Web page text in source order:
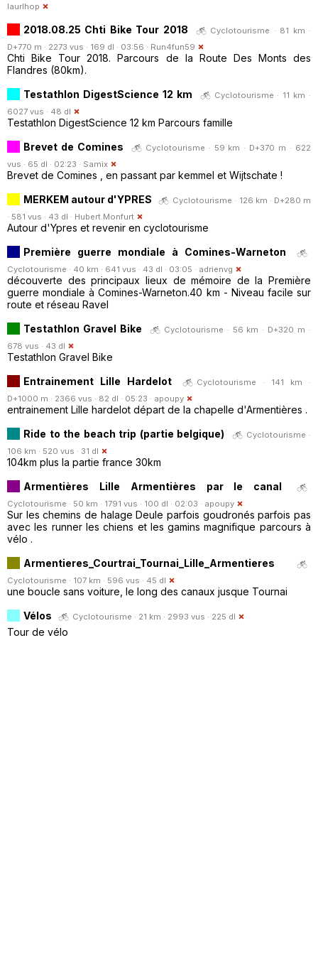
laurlhop
2018.08.25 Chti Bike Tour 2018
Cyclotourisme · 81 km ·
D+770 m · 2273 vus · 169 dl · 03:56 · Run4fun59
Chti Bike Tour 2018. Parcours de la Route Des Monts des
Flandres (80km).
Testathlon DigestScience 12 km
Cyclotourisme · 11 km ·
6027 vus · 48 dl
Testathlon DigestScience 12 km Parcours famille
Brevet de Comines
Cyclotourisme · 59 km · D+370 m · 622
vus · 65 dl · 02:23 · Samix
Brevet de Comines , en passant par kemmel et Wijtschate !
MERKEM autour d'YPRES
Cyclotourisme · 126 km · D+280 m
· 581 vus · 43 dl · Hubert.Monfurt
Autour d'Ypres et revenir en cyclotourisme
Première guerre mondiale à Comines-Warneton
Cyclotourisme · 40 km · 641 vus · 43 dl · 03:05 · adrienvg
découverte des principaux lieux de mémoire de la Première
guerre mondiale à Comines-Warneton.40 km - Niveau facile sur
route et réseau Ravel
Testathlon Gravel Bike
Cyclotourisme · 56 km · D+320 m ·
678 vus · 43 dl
Testathlon Gravel Bike
Entrainement Lille Hardelot
Cyclotourisme · 141 km ·
D+1000 m · 2366 vus · 82 dl · 05:23 · apoupy
entrainement Lille hardelot départ de la chapelle d'Armentières .
Ride to the beach trip (partie belgique)
Cyclotourisme ·
106 km · 520 vus · 31 dl
104km plus la partie france 30km
Armentières Lille Armentières par le canal
Cyclotourisme · 50 km · 1791 vus · 100 dl · 02:03 · apoupy
Sur les chemins de halage Deule parfois goudronés parfois pas
avec les runner les chiens et les gamins magnifique parcours à
vélo .
Armentieres_Courtrai_Tournai_Lille_Armentieres
Cyclotourisme · 107 km · 596 vus · 45 dl
une boucle sans voiture, le long des canaux jusque Tournai
Vélos
Cyclotourisme · 21 km · 2993 vus · 225 dl
Tour de vélo